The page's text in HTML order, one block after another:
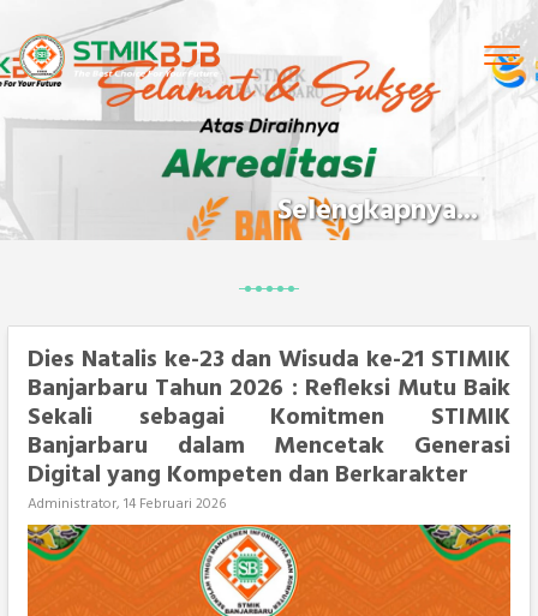
Selengkapnya...
Dies Natalis ke-23 dan Wisuda ke-21 STIMIK
Banjarbaru Tahun 2026 : Refleksi Mutu Baik
Sekali sebagai Komitmen STIMIK
Banjarbaru dalam Mencetak Generasi
Digital yang Kompeten dan Berkarakter
Administrator, 14 Februari 2026